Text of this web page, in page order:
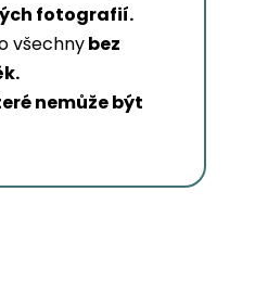
fotografií.
všechnybez
nemůže být